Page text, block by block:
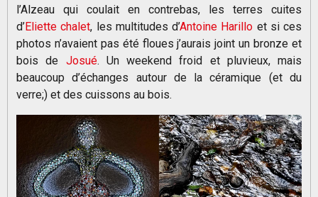
l’Alzeau qui coulait en contrebas, les terres cuites
d’Eliette chalet, les multitudes d’Antoine Harillo et si ces
photos n’avaient pas été floues j’aurais joint un bronze et
bois de Josué. Un weekend froid et pluvieux, mais
beaucoup d’échanges autour de la céramique (et du
verre;) et des cuissons au bois.